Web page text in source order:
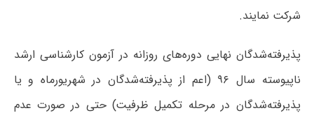
شرکت نمایند.
پذیرفته‌شدگان نهایی دوره‌های روزانه در آزمون کارشناسی ارشد
ناپیوسته سال ۹۶ (اعم از پذیرفته‌شدگان در شهریورماه و یا
پذیرفته‌شدگان در مرحله تکمیل ظرفیت) حتی در صورت عدم